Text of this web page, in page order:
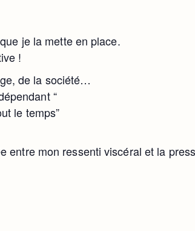
je la mette en place.
!
de la société…
“
le temps”
entre mon ressenti viscéral et la